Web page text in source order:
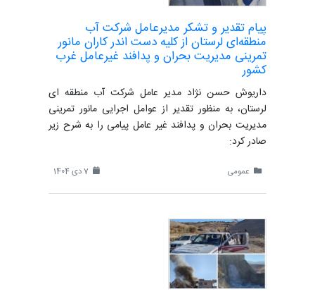
پیام تقدیر و تشکر مدیرعامل شرکت آب
منطقه‌ای لرستان از کلیه دست اندر کاران مانور
تمرینی مدیریت بحران و پدافند غیرعامل غرب
کشور
داریوش حسن نژاد مدیر عامل شرکت آب منطقه ای
لرستان، به منظور تقدیر از عوامل اجرایی مانور تمرینی
مدیریت بحران و پدافند غیر عامل پیامی را به شرح زیر
صادر کرد:
عمومی